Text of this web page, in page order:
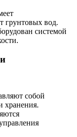
грунтовых вод.
системой
собой
хранения.